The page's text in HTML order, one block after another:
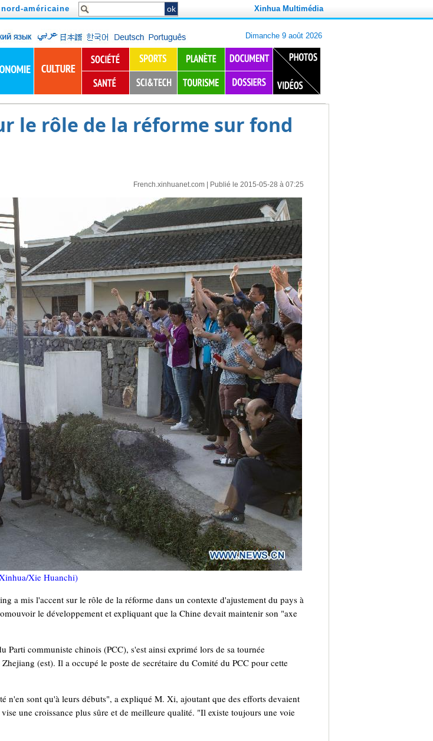
américaine Xinhua Multimédia
le rôle de la réforme sur fond
French.xinhuanet.com| Publié le 2015-05-28 à 07:25
Xie Huanchi)
mis l'accent sur le rôle de la réforme dans un contexte d'ajustement du pays à
le développement et expliquant que la Chine devait maintenir son "axe
communiste chinois (PCC), s'est ainsi exprimé lors de sa tournée
(est). Il a occupé le poste de secrétaire du Comité du PCC pour cette
n'en sont qu'à leurs débuts", a expliqué M. Xi, ajoutant que des efforts devaient
une croissance plus sûre et de meilleure qualité. "Il existe toujours une voie